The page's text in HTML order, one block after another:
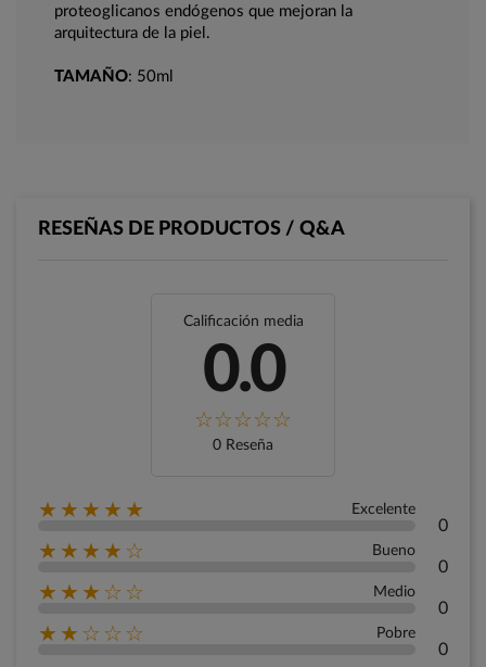
proteoglicanos endógenos que mejoran la
arquitectura de la piel.
TAMAÑO: 50ml
RESEÑAS DE PRODUCTOS / Q&A
Calificación media
0.0
0 Reseña
★★★★★ Excelente
0
★★★★☆ Bueno
0
★★★☆☆ Medio
0
★★☆☆☆ Pobre
0